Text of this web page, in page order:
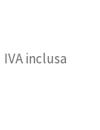
Il
IVA inclusa